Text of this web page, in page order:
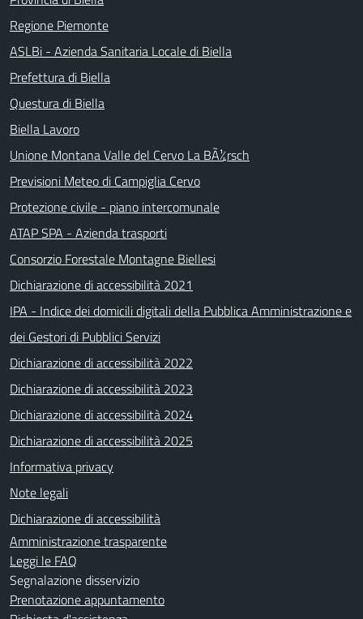
Regione Piemonte
ASLBi - Azienda Sanitaria Locale di Biella
Prefettura di Biella
Questura di Biella
Biella Lavoro
Unione Montana Valle del Cervo La BÃ¼rsch
Previsioni Meteo di Campiglia Cervo
Protezione civile - piano intercomunale
ATAP SPA - Azienda trasporti
Consorzio Forestale Montagne Biellesi
Dichiarazione di accessibilità 2021
IPA - Indice dei domicili digitali della Pubblica Amministrazione e
dei Gestori di Pubblici Servizi
Dichiarazione di accessibilità 2022
Dichiarazione di accessibilità 2023
Dichiarazione di accessibilità 2024
Dichiarazione di accessibilità 2025
Informativa privacy
Note legali
Dichiarazione di accessibilità
Amministrazione trasparente
Leggi le FAQ
Segnalazione disservizio
Prenotazione appuntamento